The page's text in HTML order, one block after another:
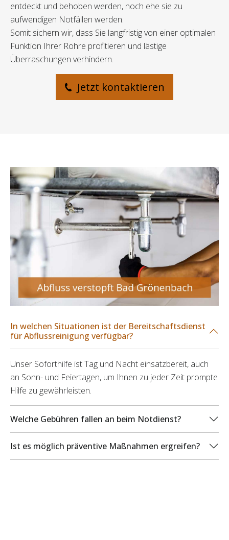
entdeckt und behoben werden, noch ehe sie zu
aufwendigen Notfällen werden.
Somit sichern wir, dass Sie langfristig von einer optimalen
Funktion Ihrer Rohre profitieren und lästige
Überraschungen verhindern.
Jetzt kontaktieren
In welchen Situationen ist der Bereitschaftsdienst
für Abflussreinigung verfügbar?
Unser Soforthilfe ist Tag und Nacht einsatzbereit, auch
an Sonn- und Feiertagen, um Ihnen zu jeder Zeit prompte
Hilfe zu gewährleisten.
Welche Gebühren fallen an beim Notdienst?
Ist es möglich präventive Maßnahmen ergreifen?